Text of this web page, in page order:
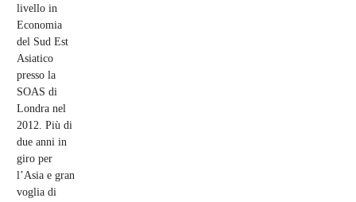
livello in
Economia
del Sud Est
Asiatico
presso la
SOAS di
Londra nel
2012. Più di
due anni in
giro per
l’Asia e gran
voglia di